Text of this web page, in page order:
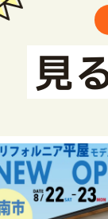
見